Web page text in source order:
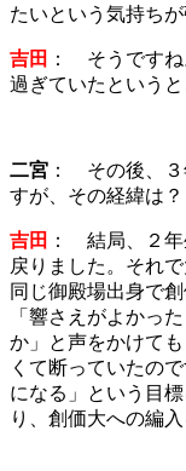
たいという気持ち
吉田 ： そうですね
過ぎていたというと
二宮 ： その後、３
すが、その経緯は？
吉田 ： 結局、２年
戻りました。それ
同じ御殿場出身で
「響さえがよかっ
か」と声をかけて
くて断っていたの
になる」という目
り、創価大への編